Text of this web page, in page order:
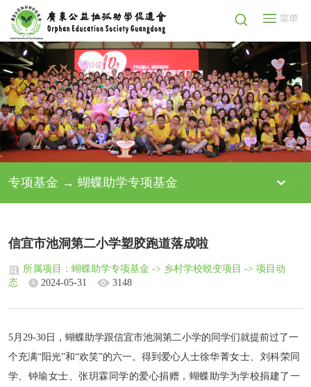
专项基金 → 蝴蝶助学专项基金
信宜市池洞第二小学塑胶跑道落成啦
所属项目：蝴蝶助学专项基金 -> 乡村学校蜕变项目 -> 项目动
态
2024-05-31 3148
5月29-30日，蝴蝶助学跟信宜市池洞第二小学的同学们就提前过了一
个充满“阳光”和“欢笑”的六一。 得到爱心人士徐华菁女士、刘科荣同
学、钟瑜女士、张玥霖同学的爱心捐赠，蝴蝶助学为学校捐建了一